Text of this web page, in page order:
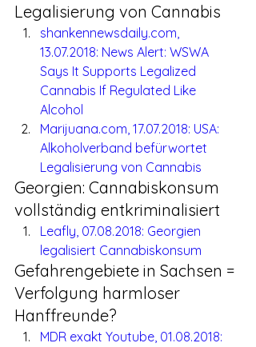
Legalisierung von Cannabis
shankennewsdaily.com,
13.07.2018: News Alert: WSWA
Says It Supports Legalized
Cannabis If Regulated Like
Alcohol
Marijuana.com, 17.07.2018: USA:
Alkoholverband befürwortet
Legalisierung von Cannabis
Georgien: Cannabiskonsum
vollständig entkriminalisiert
Leafly, 07.08.2018: Georgien
legalisiert Cannabiskonsum
Gefahrengebiete in Sachsen =
Verfolgung harmloser
Hanffreunde?
MDR exakt Youtube, 01.08.2018: